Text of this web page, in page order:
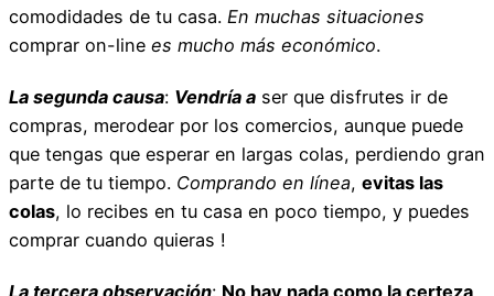
comodidades de tu casa. En muchas situaciones
comprar on-line es mucho más económico.
La segunda causa: Vendría a ser que disfrutes ir de
compras, merodear por los comercios, aunque puede
que tengas que esperar en largas colas, perdiendo gran
parte de tu tiempo. Comprando en línea, evitas las
colas, lo recibes en tu casa en poco tiempo, y puedes
comprar cuando quieras !
La tercera observación: No hay nada como la certeza